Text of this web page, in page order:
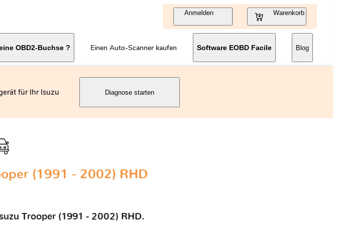
Anmelden Warenkorb
OBD2-Buchse ? Einen Auto-Scanner kaufen Software EOBD Facile Blog
für Ihr Isuzu Diagnose starten
(1991 - 2002) RHD
Trooper (1991 - 2002) RHD.